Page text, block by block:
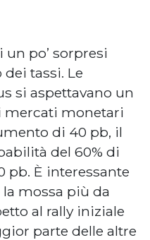
po’ sorpresi
dei tassi. Le
si aspettavano un
mercati monetari
di 40 pb, il
del 60% di
pb. È interessante
mossa più da
al rally iniziale
parte delle altre